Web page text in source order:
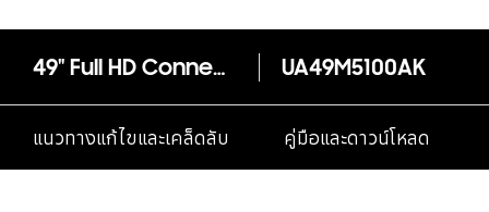
49" Full HD Connected M5100 Series 5 UA49M5100AK
แนวทางแก้ไขและเคล็ดลับ คู่มือและดาวน์โหลด